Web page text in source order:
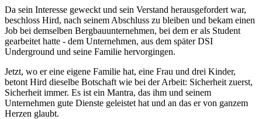
Da sein Interesse geweckt und sein Verstand herausgefordert war,
beschloss Hird, nach seinem Abschluss zu bleiben und bekam einen
Job bei demselben Bergbauunternehmen, bei dem er als Student
gearbeitet hatte - dem Unternehmen, aus dem später DSI
Underground und seine Familie hervorgingen.
Jetzt, wo er eine eigene Familie hat, eine Frau und drei Kinder,
betont Hird dieselbe Botschaft wie bei der Arbeit: Sicherheit zuerst,
Sicherheit immer. Es ist ein Mantra, das ihm und seinem
Unternehmen gute Dienste geleistet hat und an das er von ganzem
Herzen glaubt.